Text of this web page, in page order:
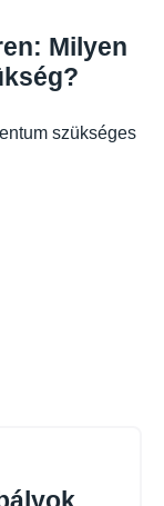
Milyen
szükséges